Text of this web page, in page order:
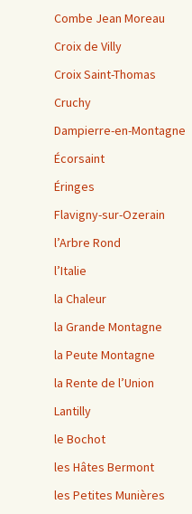
Combe Jean Moreau
Croix de Villy
Croix Saint-Thomas
Cruchy
Dampierre-en-Montagne
Écorsaint
Éringes
Flavigny-sur-Ozerain
l’Arbre Rond
l’Italie
la Chaleur
la Grande Montagne
la Peute Montagne
la Rente de l’Union
Lantilly
le Bochot
les Hâtes Bermont
les Petites Munières